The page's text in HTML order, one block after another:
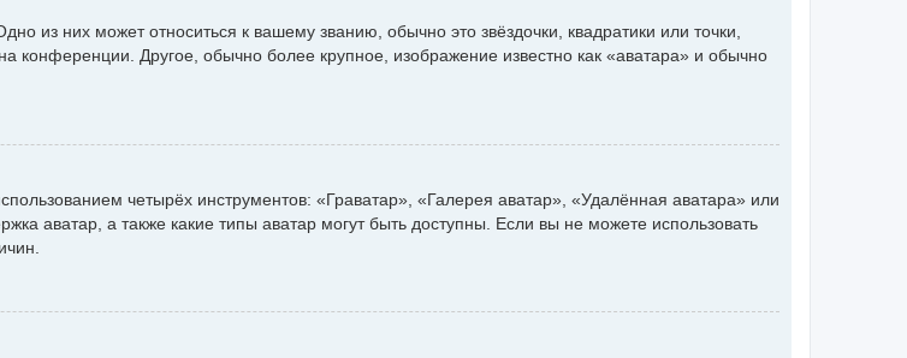
из них может относиться к вашему званию, обычно это звёздочки, квадратики или точки,
конференции. Другое, обычно более крупное, изображение известно как «аватара» и обычно
четырёх инструментов: «Граватар», «Галерея аватар», «Удалённая аватара» или
аватар, а также какие типы аватар могут быть доступны. Если вы не можете использовать